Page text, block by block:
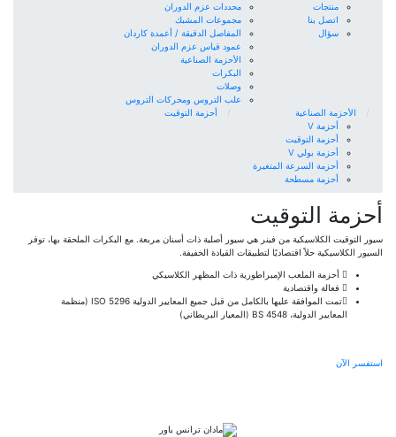
منتجات
اتصل بنا
سؤال
محددات عزم الدوران
مجموعات المشبك
المفاصل الدقيقة / أعمدة كاردان
عمود قياس عزم الدوران
الأحزمة الصناعية
البكرات
وصلات
علب التروس ومحركات التروس
الأحزمة الصناعية
أحزمة V
أحزمة التوقيت
أحزمة بولي V
أحزمة السرعة المتغيرة
أحزمة مسطحة
أحزمة التوقيت
أحزمة التوقيت
سيور التوقيت الكلاسيكية من فينر هي سيور أصلية ذات أسنان مربعة. مع البكرات الملحقة بها، توفر
السيور الكلاسيكية حلاً اقتصاديًا لتطبيقات القيادة الخفيفة.
أحزمة الملعب الإمبراطورية ذات المظهر الكلاسيكي
فعالة واقتصادية
تمت الموافقة عليها بالكامل من قبل جميع المعايير الدولية ISO 5296 (منظمة
المعايير الدولية، BS 4548 (المعيار البريطاني)
استفسر الآن